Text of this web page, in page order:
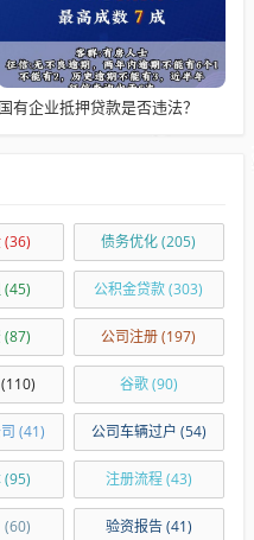
国有企业抵押贷款是否违法？
(36) 债务优化(205)
(45) 公积金贷款(303)
(87) 公司注册(197)
(110) 谷歌(90)
(41) 公司车辆过户 (54)
(95) 注册流程(43)
(60) 验资报告(41)